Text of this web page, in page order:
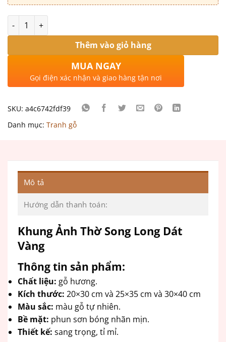
Số lượng
Thêm vào giỏ hàng
MUA NGAY
Gọi điện xác nhận và giao hàng tận nơi
SKU: a4c6742fdf39
Danh mục: Tranh gỗ
Mô tả
Hướng dẫn thanh toán:
Khung Ảnh Thờ Song Long Dát
Vàng
Thông tin sản phẩm:
Chất liệu: gỗ hương.
Kích thước: 20×30 cm và 25×35 cm và 30×40 cm
Màu sắc: màu gỗ tự nhiên.
Bề mặt: phun sơn bóng nhãn mịn.
Thiết kế: sang trọng, tỉ mỉ.